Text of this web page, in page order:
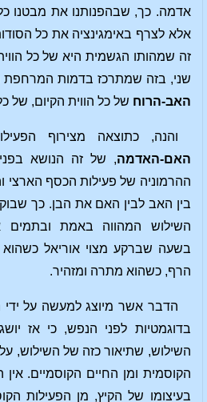
אדמה. כך, שבהפנותנו את מבטנו
אלא לצרף באימגינציה את כל
זה שמהותו הגשמית היא של כל
שני, בזה שמתרכז בדמות המרחפת
האב-הרוח של כל הווית הקיום, של
והנה, כתוצאה מצירוף
האם-האדמה, של זה הנושא
ההרמוניה של פעילות הכסף הארצי
בין האב לבין האם את הבן. כך
השילוש המהווה באמת ובתמים
בשעה שברקע מצוי אוריאל
הרף, כשהוא מתרה ומזהיר.
הדבר אשר מיוצג למעשה על
בדוגמטיות לפני הנפש, כי אז
השילוש, שתיאור כזה של השילוש,
הקוסמית ומן החיים הקוסמיים.
בעיצומו של הקיץ, מן הפעילות